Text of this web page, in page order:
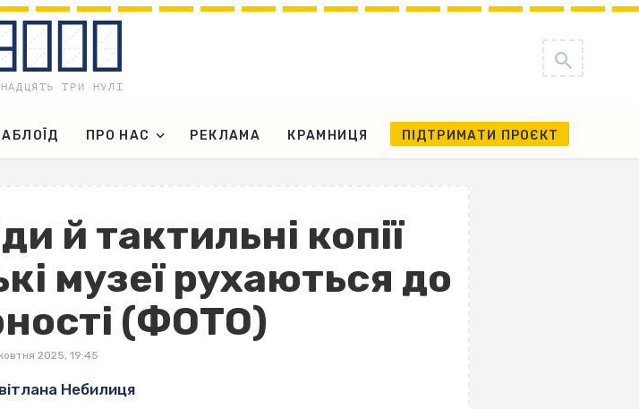
ПРО НАС РЕКЛАМА КРАМНИЦЯ ПІДТРИМАТИ ПРОЄКТ
й тактильні копії
музеї рухаються до
(ФОТО)
2025, 19:45
Небилиця